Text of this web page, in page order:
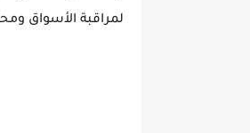
لمراقبة الأسواق